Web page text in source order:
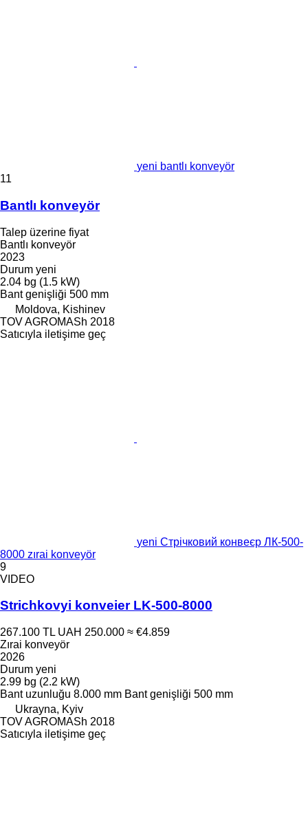
yeni bantlı konveyör
11
Bantlı konveyör
Talep üzerine fiyat
Bantlı konveyör
2023
Durum yeni
2.04 bg (1.5 kW)
Bant genişliği 500 mm
Moldova, Kishinev
TOV AGROMASh 2018
Satıcıyla iletişime geç
yeni Стрічковий конвеєр ЛК-500-
8000 zırai konveyör
9
VIDEO
Strichkovyi konveier LK-500-8000
267.100 TL UAH 250.000 ≈ €4.859
Zırai konveyör
2026
Durum yeni
2.99 bg (2.2 kW)
Bant uzunluğu 8.000 mm Bant genişliği 500 mm
Ukrayna, Kyiv
TOV AGROMASh 2018
Satıcıyla iletişime geç